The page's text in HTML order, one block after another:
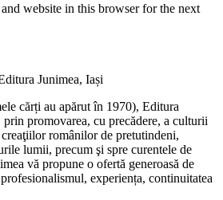
website in this browser for the next
cărți au apărut în 1970), Editura
prin promovarea, cu precădere, a culturii
românilor de pretutindeni,
lumii, precum şi spre curentele de
vă propune o ofertă generoasă de
experiența, continuitatea